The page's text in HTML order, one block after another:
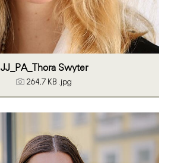
JJ_PA_Thora Swyter
264,7 KB .jpg